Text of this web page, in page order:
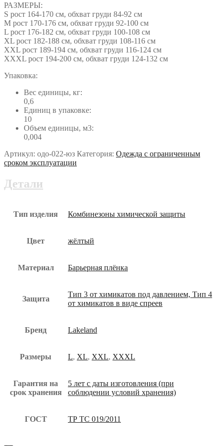
РАЗМЕРЫ:
S рост 164-170 см, обхват груди 84-92 см
M рост 170-176 см, обхват груди 92-100 см
L рост 176-182 см, обхват груди 100-108 см
ХL рост 182-188 см, обхват груди 108-116 см
ХХL рост 189-194 см, обхват груди 116-124 см
ХХХL рост 194-200 см, обхват груди 124-132 см
Упаковка:
Вес единицы, кг:
0,6
Единиц в упаковке:
10
Объем единицы, м3:
0,004
Артикул: одо-022-юз Категория: Одежда с ограниченным
сроком эксплуатации
Детали
Тип изделия Комбинезоны химической защиты
Цвет жёлтый
Материал Барьерная плёнка
Защита
Тип 3 от химикатов под давлением, Тип 4
от химикатов в виде спреев
Бренд Lakeland
Размеры L, XL, XXL, XXXL
Гарантия на
срок хранения
5 лет с даты изготовления (при
соблюдении условий хранения)
ГОСТ ТР ТС 019/2011